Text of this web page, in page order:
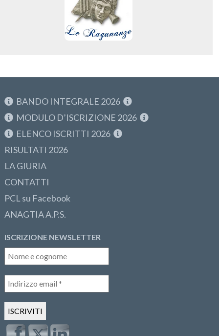
BANDO INTEGRALE 2026
MODULO D’ISCRIZIONE 2026
ELENCO ISCRITTI 2026
RISULTATI 2026
LA GIURIA
CONTATTI
PCL su Facebook
ANAGTIA A.P.S.
ISCRIZIONE NEWSLETTER